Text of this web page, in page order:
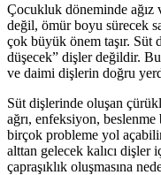
Çocukluk döneminde ağız
değil, ömür boyu sürecek
çok büyük önem taşır. Süt
düşecek” dişler değildir.
ve daimi dişlerin doğru
Süt dişlerinde oluşan
ağrı, enfeksiyon,
birçok probleme yol
alttan gelecek kalıcı dişler
çapraşıklık oluşmasına